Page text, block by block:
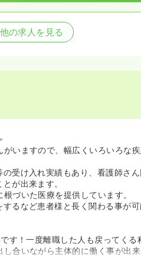
の求人を見る
いますので、幅広くいろいろな
受け入れ実績もあり、看護師さ
が出来ます。
づいた医療を提供しています。
るなど患者様と長く関わる事が
す！一度離職した人も戻ってくる
合いながら主体的に働く事が出